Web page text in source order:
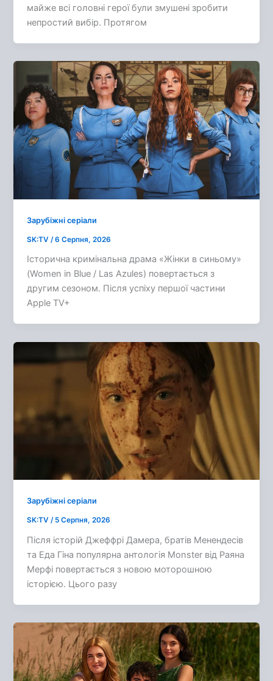
майже всі головні герої були змушені зробити
непростий вибір. Протягом
Зарубіжні серіали
SK:TV /6 Серпня, 2026
Історична кримінальна драма «Жінки в синьому»
(Women in Blue / Las Azules) повертається з
другим сезоном. Після успіху першої частини
Apple TV+
Зарубіжні серіали
SK:TV / 5 Серпня, 2026
Після історій Джеффрі Дамера, братів Менендесів
та Еда Гіна популярна антологія Monster від Раяна
Мерфі повертається з новою моторошною
історією. Цього разу